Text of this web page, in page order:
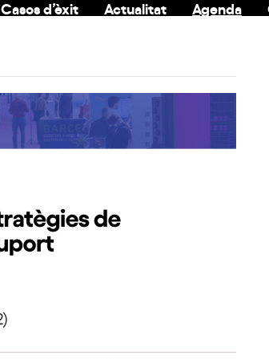
Casos d’èxit Actualitat Agenda